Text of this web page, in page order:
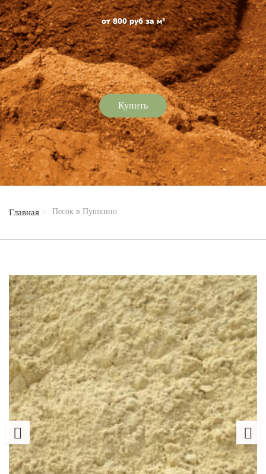
от 800 руб за м³
Купить
Главная Песок в Пушкино